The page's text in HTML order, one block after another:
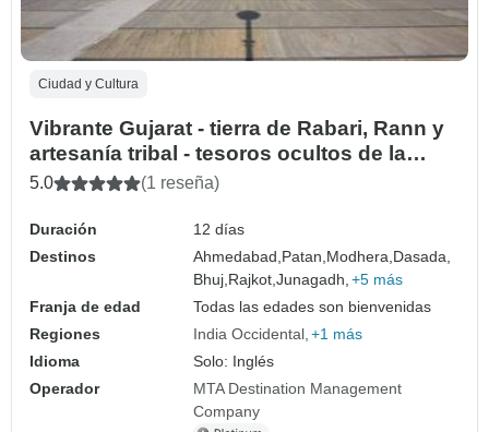
Ciudad y Cultura
Vibrante Gujarat - tierra de Rabari, Rann y
artesanía tribal - tesoros ocultos de la
India
5.0 (1 reseña)
Duración
12 días
Destinos
Ahmedabad, Patan, Modhera, Dasada,
Bhuj, Rajkot,Junagadh, +5 más
Franja de edad
Todas las edades son bienvenidas
Regiones
India Occidental +1 más
Idioma
Solo: Inglés
Operador
MTA Destination Management
Company